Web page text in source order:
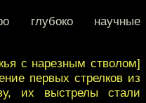
глубоко научные
с нарезным стволом]
первых стрелков из
их выстрелы стали